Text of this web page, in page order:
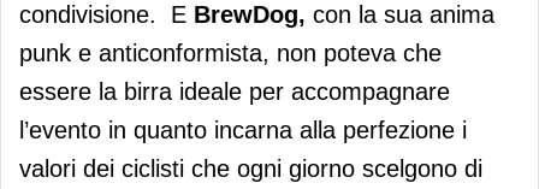
condivisione. E BrewDog, con la sua anima
punk e anticonformista, non poteva che
essere la birra ideale per accompagnare
l’evento in quanto incarna alla perfezione i
valori dei ciclisti che ogni giorno scelgono di